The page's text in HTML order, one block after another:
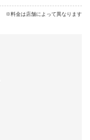
※料金は店舗によって異なります